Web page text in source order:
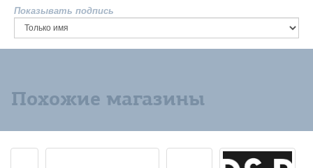
Показывать подпись
Похожие магазины